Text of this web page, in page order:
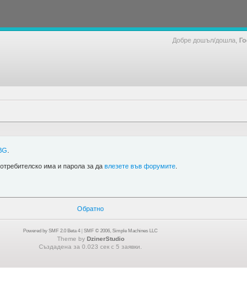
Добре дошъл/дошла,
има и парола за да влезете във форумите.
Обратно
Powered by SMF 2.0 Beta 4 | SMF © 2006, Simple Machines LLC
Theme by DzinerStudio
Създадена за 0.023 сек с 5 заявки.